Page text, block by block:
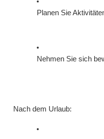
Planen Sie
Nehmen Sie sich
Nach dem Urlaub: